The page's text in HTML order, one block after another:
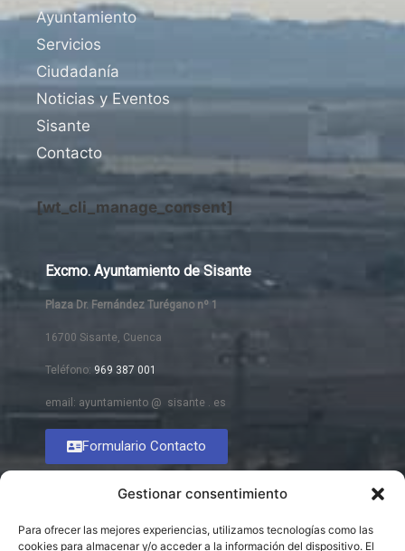
Gestionar consentimiento
Para ofrecer las mejores experiencias, utilizamos tecnologías como las
cookies para almacenar y/o acceder a la información del dispositivo. El
Ayuntamiento
Servicios
Ciudadanía
Noticias y Eventos
Sisante
Contacto
[wt_cli_manage_consent]
Excmo. Ayuntamiento de Sisante
Plaza Dr. Fernández Turégano nº 1
16700 Sisante, Cuenca
Teléfono: 969 387 001
email: ayuntamiento @ sisante . es
Formulario Contacto